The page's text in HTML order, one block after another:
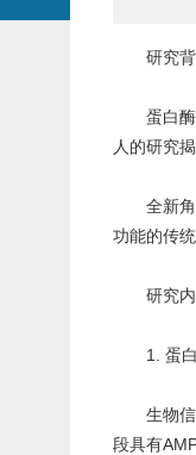
研究背
蛋白酶体
人的研究
全新角色
功能的传
研究内
1. 蛋白
生物信息
段具有